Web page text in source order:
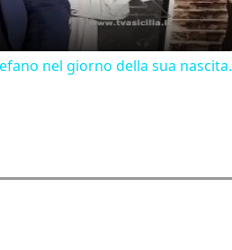
nel giorno della sua nascita.